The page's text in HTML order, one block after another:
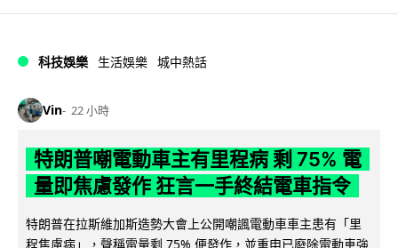
科技娛樂 生活娛樂 城中熱話
Vin 22 小時
特朗普嘲電動車主有里程病 剩 75% 電
量即焦慮發作 狂言一手終結電車指令
特朗普在拉斯維加斯造勢大會上公開嘲諷電動車車主患有「里
程焦慮病」，聲稱電量剩 75% 便發作，並重申已廢除電動車強